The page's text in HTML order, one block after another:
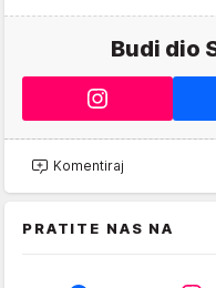
Budi dio
Komentiraj
PRATITE NAS NA